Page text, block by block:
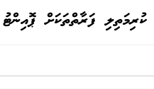
ފަރާތްތަކަށް